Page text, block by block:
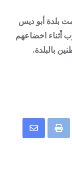
بلدة أبو ديس
اخضاعهم
بالبلدة.
Print
Share